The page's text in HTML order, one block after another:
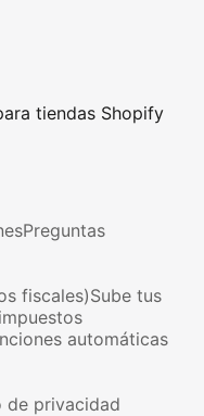
tiendas Shopify
Preguntas
fiscales)Sube tus
automáticas
de privacidad